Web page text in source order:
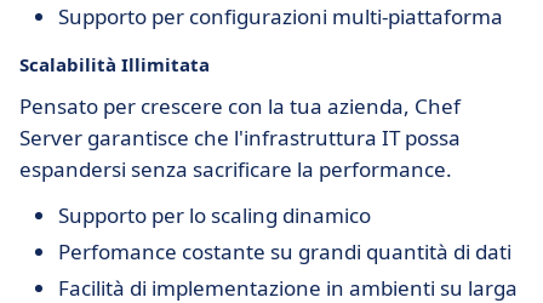
Supporto per configurazioni multi-piattaforma
Scalabilità Illimitata
Pensato per crescere con la tua azienda, Chef
Server garantisce che l'infrastruttura IT possa
espandersi senza sacrificare la performance.
Supporto per lo scaling dinamico
Perfomance costante su grandi quantità di dati
Facilità di implementazione in ambienti su larga